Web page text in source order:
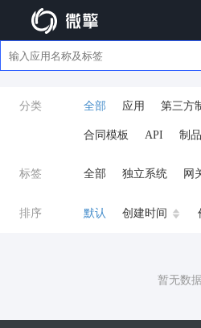
分类 全部 应用 第三方
合同模板 API 制
标签 全部 独立系统 网
餐饮小程序 分销
排序 默认 创建时间
暂无数